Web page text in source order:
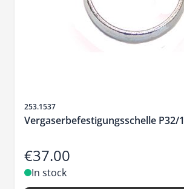
Sku
253.1537
Vergaserbefestigungsschelle P32/1
€37.00
In stock